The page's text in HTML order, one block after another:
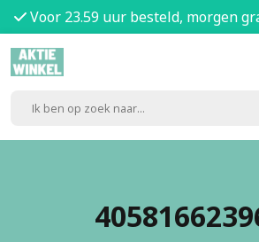
Voor 23.59 uur besteld, morgen